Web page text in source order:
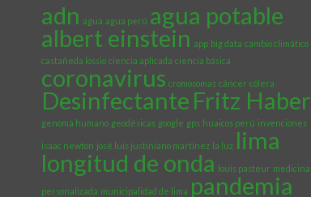
adn agua agua perú agua potable
albert einstein app big data cambio climático
castañeda lossio ciencia aplicada ciencia básica
coronavirus cromosomas cáncer cólera
Desinfectante Fritz Haber
genoma humano geodésicas google gps huaicos perú invenciones
isaac newton josé luis justiniano martínez la luz lima
longitud de onda louis pasteur medicina
personalizada municipalidad de lima pandemia